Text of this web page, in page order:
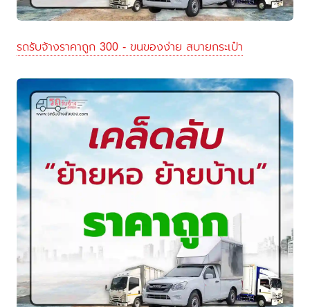
รถรับจ้างราคาถูก 300 - ขนของง่าย สบายกระเป๋า